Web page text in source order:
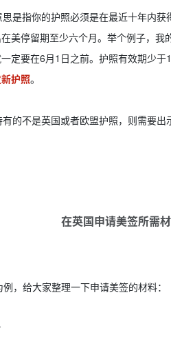
是指你的护照必须是在最近十年内
美停留期至少六个月。举个例子，
定要在6月1日之前。护照有效期少
护照。
的不是英国或者欧盟护照，则需要出
在英国申请美签所需
，给大家整理一下申请美签的材料：